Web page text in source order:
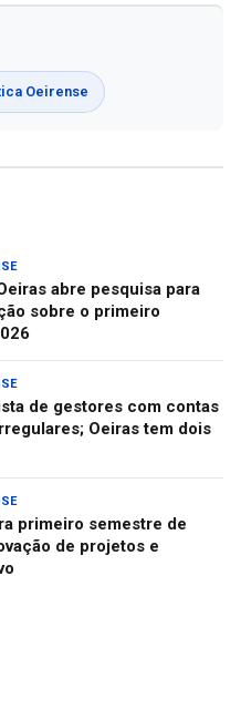
Oeirense
abre pesquisa para
sobre o primeiro
de gestores com contas
Oeiras tem dois
primeiro semestre de
de projetos e